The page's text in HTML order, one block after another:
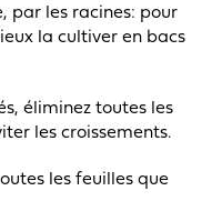
par les racines: pour
la cultiver en bacs
éliminez toutes les
les croissements.
les feuilles que